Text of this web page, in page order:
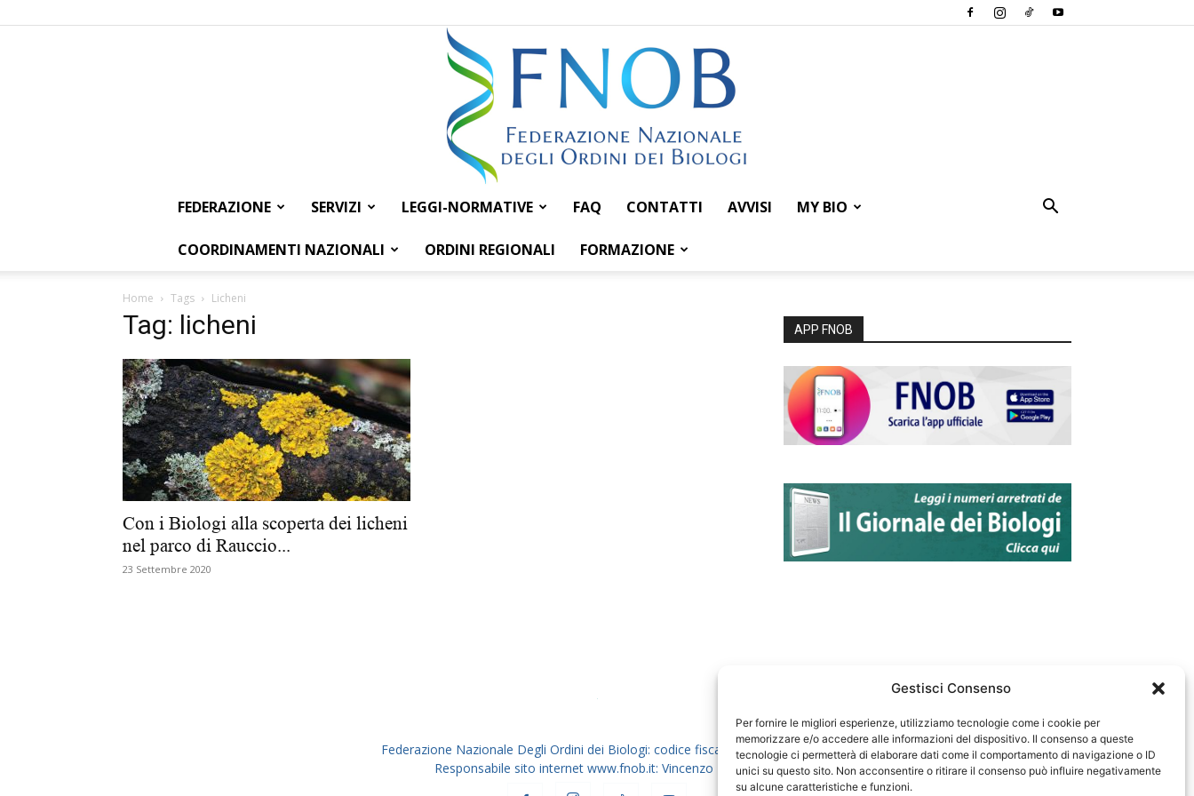
Gestisci Consenso
Per fornire le migliori esperienze, utilizziamo tecnologie come i cookie per
memorizzare e/o accedere alle informazioni del dispositivo. Il consenso a queste
tecnologie ci permetterà di elaborare dati come il comportamento di navigazione o ID
unici su questo sito. Non acconsentire o ritirare il consenso può influire negativamente
su alcune caratteristiche e funzioni.
Federazione
dei
FEDERAZIONE SERVIZI LEGGI-NORMATIVE FAQ CONTATTI AVVISI MY BIO
COORDINAMENTI NAZIONALI ORDINI REGIONALI FORMAZIONE
Home Tags Licheni
Tag: licheni
Con i Biologi alla scoperta dei licheni
nel parco di Rauccio...
23 Settembre 2020
APP FNOB
Federazione Nazionale Degli Ordini dei Biologi: codice fiscale 80069130583
Responsabile sito internet www.fnob.it: Vincenzo D'Anna